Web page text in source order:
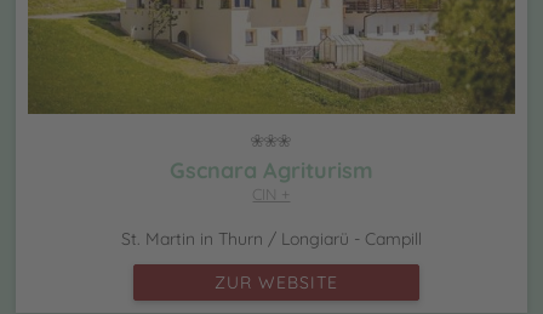
Gscnara Agriturism
CIN +
St. Martin in Thurn / Longiarü - Campill
ZUR WEBSITE